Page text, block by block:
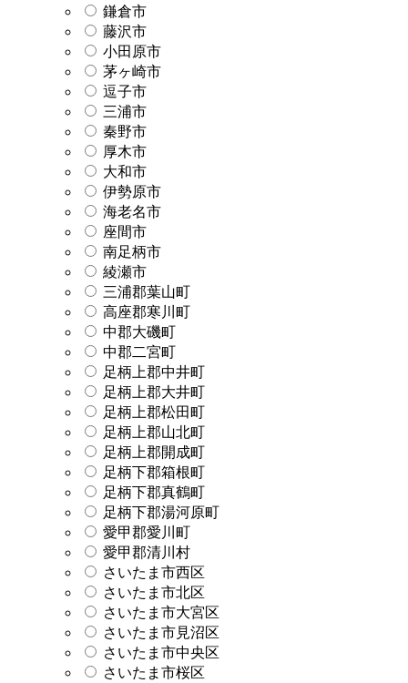
鎌倉市
藤沢市
小田原市
茅ヶ崎市
逗子市
三浦市
秦野市
厚木市
大和市
伊勢原市
海老名市
座間市
南足柄市
綾瀬市
三浦郡葉山町
高座郡寒川町
中郡大磯町
中郡二宮町
足柄上郡中井町
足柄上郡大井町
足柄上郡松田町
足柄上郡山北町
足柄上郡開成町
足柄下郡箱根町
足柄下郡真鶴町
足柄下郡湯河原町
愛甲郡愛川町
愛甲郡清川村
さいたま市西区
さいたま市北区
さいたま市大宮区
さいたま市見沼区
さいたま市中央区
さいたま市桜区